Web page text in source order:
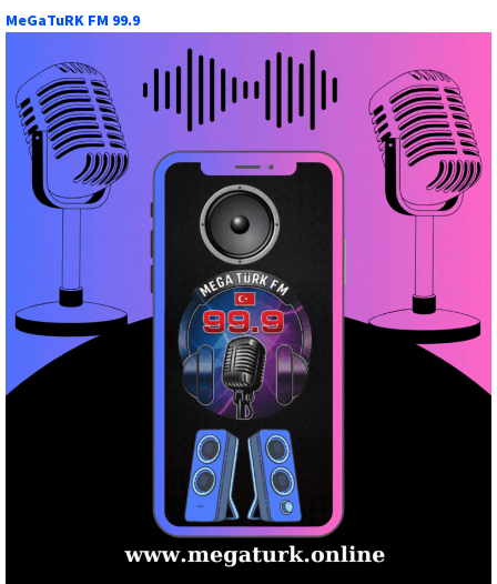
MeGaTuRK FM 99.9